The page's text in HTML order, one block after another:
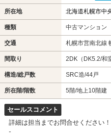
所在地 北海道札幌市中
種類 中古マンション
交通 札幌市営南北線
間取り 2DK（DK5.2/和
構造/総戸数 SRC造/44戸
所在階/階数 5階/地上10階建
セールスコメント
詳細は担当までお問合せください！
-